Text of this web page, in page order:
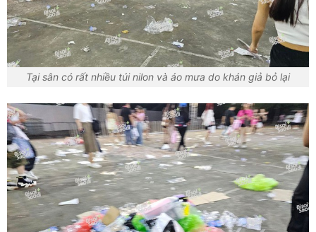
Tại sân có rất nhiều túi nilon và áo mưa do khán giả bỏ lại